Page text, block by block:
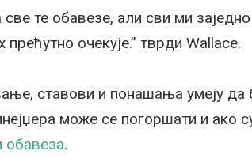
те обавезе, али сви ми
очекује.” тврди Wallace.
ставови и понашања умеју да
може се погоршати и ако
обавеза.